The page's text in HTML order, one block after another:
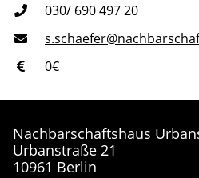
030/ 690 497 20
0€
Nachbarschaftshaus
Urbanstraße 21
10961 Berlin